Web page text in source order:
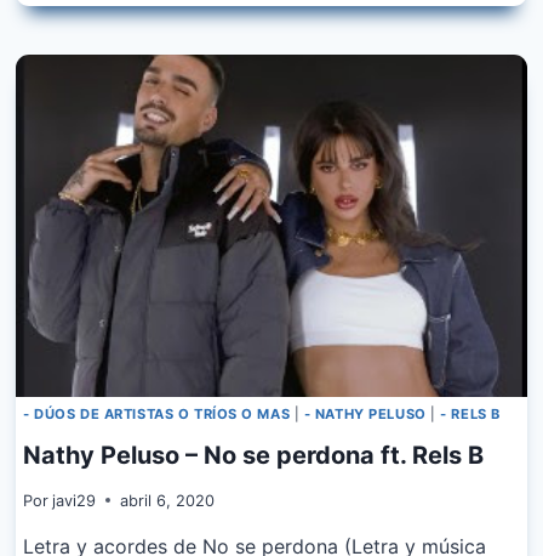
–
DORMISTE?
- DÚOS DE ARTISTAS O TRÍOS O MAS - NATHY PELUSO |- RELS B
Nathy Peluso – No se perdona ft. Rels B
Por javi29 abril 6, 2020
Letra y acordes de No se perdona (Letra y música